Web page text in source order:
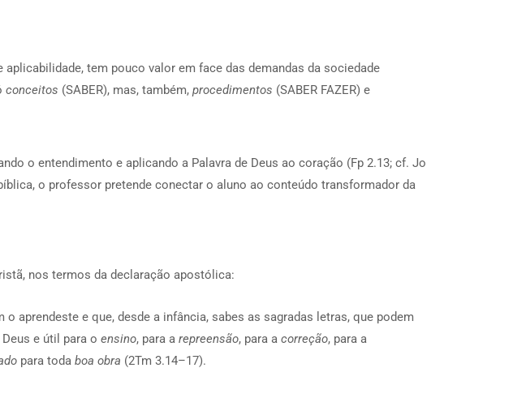
tem pouco valor em face das demandas da sociedade
conceitos (SABER), mas, também, procedimentos (SABER FAZER) e
o entendimento e aplicando a Palavra de Deus ao coração (Fp 2.13; cf. Jo
o professor pretende conectar o aluno ao conteúdo transformador da
nos termos da declaração apostólica:
aprendeste e que, desde a infância, sabes as sagradas letras, que podem
e útil para o ensino, para a repreensão, para a correção, para a
para toda boa obra (2Tm 3.14–17).